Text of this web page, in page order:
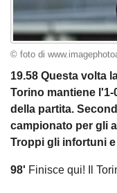
© foto di
19.58 Questa volta
Torino mantiene
della partita.
campionato per gli
Troppi gli infortuni
98' Finisce qui! Il